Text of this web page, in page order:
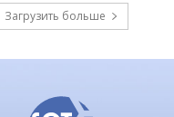
Загрузить больше